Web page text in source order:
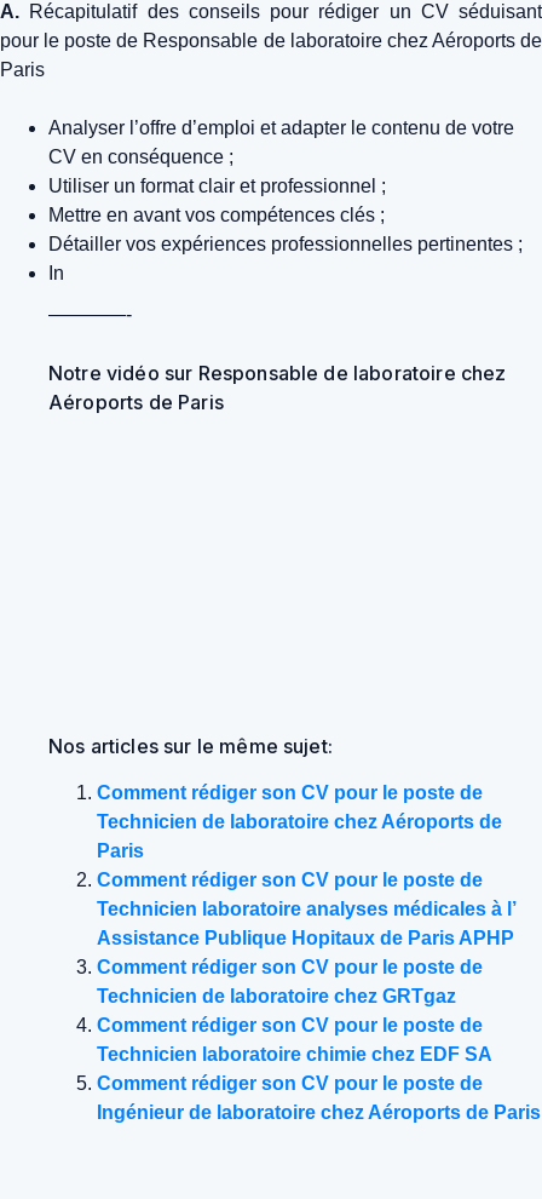
A. Récapitulatif des conseils pour rédiger un CV séduisant
pour le poste de Responsable de laboratoire chez Aéroports de
Paris
Analyser l’offre d’emploi et adapter le contenu de votre
CV en conséquence ;
Utiliser un format clair et professionnel ;
Mettre en avant vos compétences clés ;
Détailler vos expériences professionnelles pertinentes ;
In
————-
Notre vidéo sur Responsable de laboratoire chez
Aéroports de Paris
Nos articles sur le même sujet:
Comment rédiger son CV pour le poste de
Technicien de laboratoire chez Aéroports de
Paris
Comment rédiger son CV pour le poste de
Technicien laboratoire analyses médicales à l’
Assistance Publique Hopitaux de Paris APHP
Comment rédiger son CV pour le poste de
Technicien de laboratoire chez GRTgaz
Comment rédiger son CV pour le poste de
Technicien laboratoire chimie chez EDF SA
Comment rédiger son CV pour le poste de
Ingénieur de laboratoire chez Aéroports de Paris